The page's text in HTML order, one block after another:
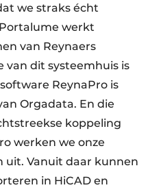
we straks écht
werkt
van Reynaers
van dit systeemhuis is
ReynaPro is
Orgadata. En die
koppeling
werken we onze
uit. Vanuit daar kunnen
in HiCAD en